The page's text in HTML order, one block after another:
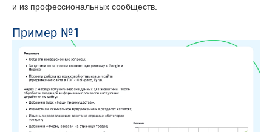
и из профессиональных сообществ.
Пример №1